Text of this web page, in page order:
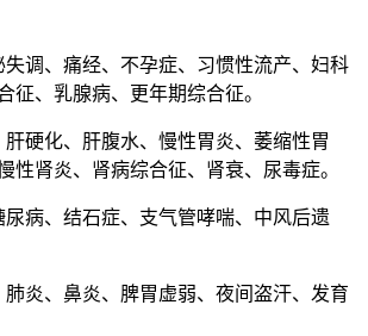
失调、痛经、不孕症、习惯性流产、妇科
征、乳腺病、更年期综合征。
肝硬化、肝腹水、慢性胃炎、萎缩性胃
性肾炎、肾病综合征、肾衰、尿毒症。
尿病、结石症、支气管哮喘、中风后遗
肺炎、鼻炎、脾胃虚弱、夜间盗汗、发育